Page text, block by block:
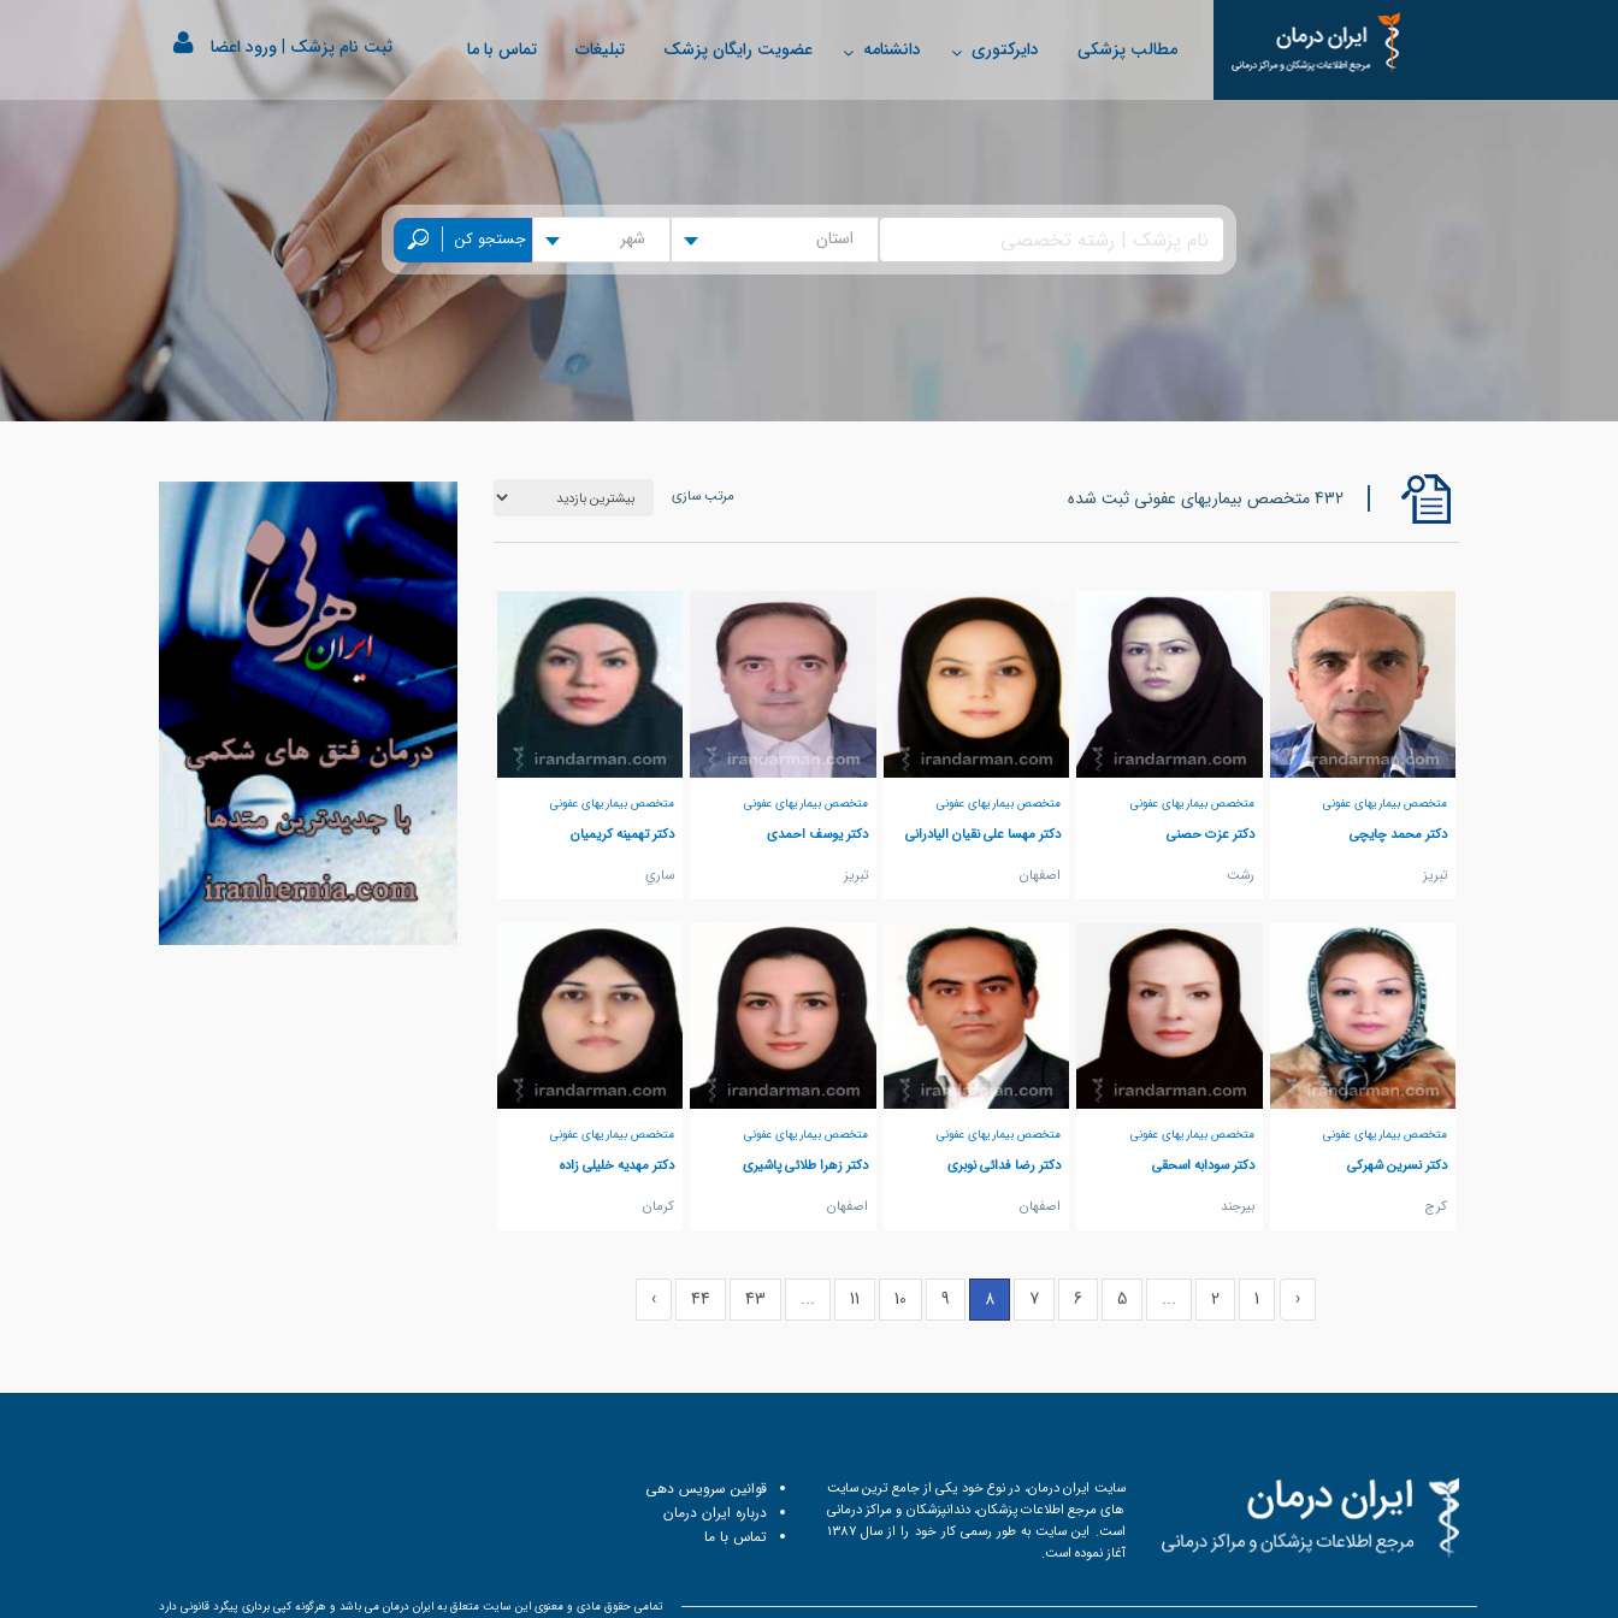
مطالب پزشکی دایرکتوری دانشنامه عضویت رایگان پزشک تبلیغات تماس با ما ثبت نام پزشک |ورود اعضا
استان شهر جستجو کن
432 متخصص بیماریهای عفونی ثبت شده مرتب سازی
متخصص بیماریهای عفونی
دکتر محمد چایچی
تبريز
متخصص بیماریهای عفونی
دکتر عزت حصنی
رشت
متخصص بیماریهای عفونی
دکتر مهسا علی نقیان الیادرانی
اصفهان
متخصص بیماریهای عفونی
دکتر یوسف احمدی
تبريز
متخصص بیماریهای عفونی
دکتر تهمینه کریمیان
ساري
متخصص بیماریهای عفونی
دکتر نسرین شهرکی
كرج
متخصص بیماریهای عفونی
دکتر سودابه اسحقی
بيرجند
متخصص بیماریهای عفونی
دکتر رضا فدائی نوبری
اصفهان
متخصص بیماریهای عفونی
دکتر زهرا طلائی پاشیری
اصفهان
متخصص بیماریهای عفونی
دکتر مهدیه خلیلی زاده
كرمان
‹
1
2
...
5
6
7
8
9
10
11
...
43
44
›
سایت ایران درمان، در نوع خود یکی از جامع ترین سایت
های مرجع اطلاعات پزشکان، دندانپزشکان و مراکز درمانی
است. این سایت به طور رسمی کار خود را از سال 1387
آغاز نموده است.
قوانین سرویس دهی
درباره ایران درمان
تماس با ما
تمامی حقوق مادی و معنوی این سایت متعلق به ایران درمان می باشد و هرگونه کپی برداری پیگرد قانونی دارد